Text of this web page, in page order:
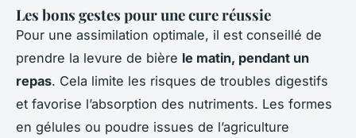
Les bons gestes pour une cure réussie
Pour une assimilation optimale, il est conseillé de
prendre la levure de bière le matin, pendant un
repas. Cela limite les risques de troubles digestifs
et favorise l’absorption des nutriments. Les formes
en gélules ou poudre issues de l’agriculture